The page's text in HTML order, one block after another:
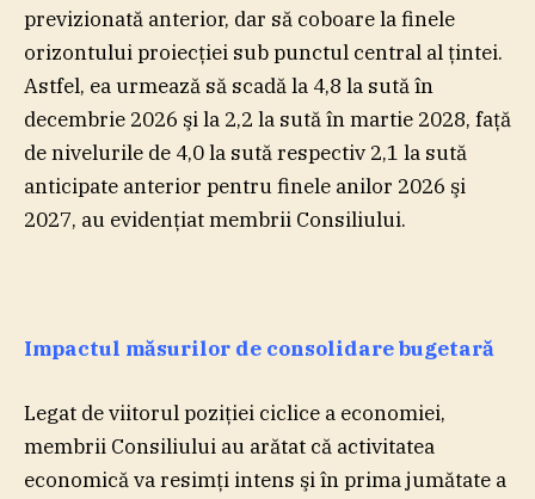
previzionată anterior, dar să coboare la finele
orizontului proiecţiei sub punctul central al ţintei.
Astfel, ea urmează să scadă la 4,8 la sută în
decembrie 2026 şi la 2,2 la sută în martie 2028, faţă
de nivelurile de 4,0 la sută respectiv 2,1 la sută
anticipate anterior pentru finele anilor 2026 şi
2027, au evidenţiat membrii Consiliului.
Impactul măsurilor de consolidare bugetară
Legat de viitorul poziţiei ciclice a economiei,
membrii Consiliului au arătat că activitatea
economică va resimţi intens şi în prima jumătate a